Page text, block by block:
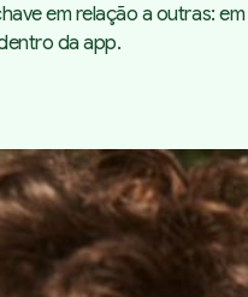
em relação a outras:
da app.